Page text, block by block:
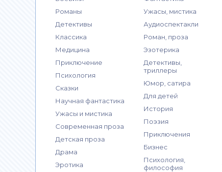
Романы
Детективы
Классика
Медицина
Приключение
Психология
Сказки
Научная фантастика
Ужасы и мистика
Современная проза
Детская проза
Драма
Эротика
Ужасы, мистика
Аудиоспектакли
Роман, проза
Эзотерика
Детективы,
триллеры
Юмор, сатира
Для детей
История
Поэзия
Приключения
Бизнес
Психология,
философия